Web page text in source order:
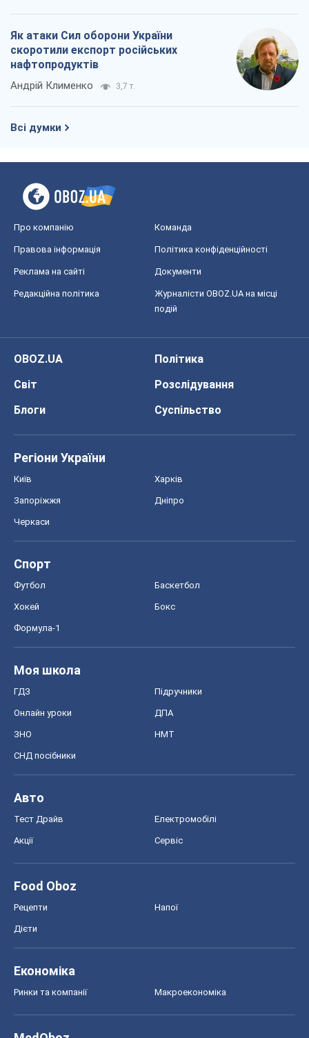
Як атаки Сил оборони України
скоротили експорт російських
нафтопродуктів
Андрій Клименко 3,7 т.
Всі думки
Про компанію Команда
Правова інформація Політика конфіденційності
Реклама на сайті Документи
Редакційна політика
Журналісти OBOZ.UA на місці
подій
OBOZ.UA
Політика
Світ
Розслідування
Блоги
Суспільство
Регіони України
Київ Харків
Запоріжжя Дніпро
Черкаси
Спорт
Футбол Баскетбол
Хокей Бокс
Формула-1
Моя школа
ГДЗ Підручники
Онлайн уроки ДПА
ЗНО НМТ
СНД посібники
Авто
Тест Драйв Електромобілі
Акції Сервіс
Food Oboz
Рецепти Напої
Дієти
Економіка
Ринки та компанії Макроекономіка